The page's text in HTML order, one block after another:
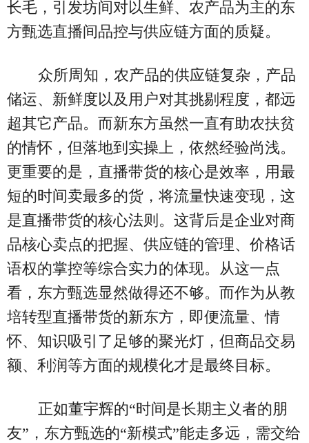
长毛，引发坊间对以生鲜、农产品为主的东
方甄选直播间品控与供应链方面的质疑。
众所周知，农产品的供应链复杂，产品
储运、新鲜度以及用户对其挑剔程度，都远
超其它产品。而新东方虽然一直有助农扶贫
的情怀，但落地到实操上，依然经验尚浅。
更重要的是，直播带货的核心是效率，用最
短的时间卖最多的货，将流量快速变现，这
是直播带货的核心法则。这背后是企业对商
品核心卖点的把握、供应链的管理、价格话
语权的掌控等综合实力的体现。从这一点
看，东方甄选显然做得还不够。而作为从教
培转型直播带货的新东方，即便流量、情
怀、知识吸引了足够的聚光灯，但商品交易
额、利润等方面的规模化才是最终目标。
正如董宇辉的“时间是长期主义者的朋
友”，东方甄选的“新模式”能走多远，需交给